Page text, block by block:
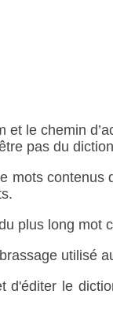
et le chemin
pas du
mots contenus
plus long mot
utilisé
le